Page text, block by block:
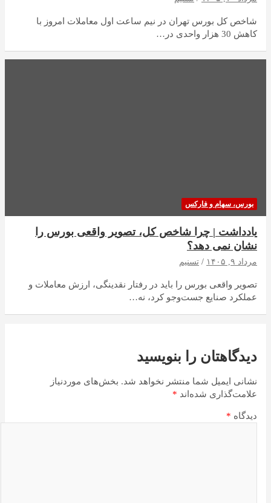
شاخص کل بورس تهران در نیم ساعت اول معاملات امروز با
کاهش 30 هزار واحدی در…
بورس، سهام و فارکس
یادداشت | چرا شاخص کل، تصویر واقعی بورس را
نشان نمی دهد؟
مرداد ۹, ۱۴۰۵ تسنیم
تصویر واقعی بورس را باید در رفتار نقدینگی، ارزش معاملات و
عملکرد صنایع جست‌وجو کرد، نه…
دیدگاهتان را بنویسید
نشانی ایمیل شما منتشر نخواهد شد. بخش‌های موردنیاز
علامت‌گذاری شده‌اند *
دیدگاه *